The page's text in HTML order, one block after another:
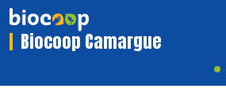
Biocoop Camargue